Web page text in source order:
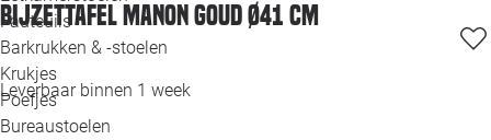
Fauteuils
Barkrukken & -stoelen
Krukjes
Poefjes
Bureaustoelen
Bijzettafel Manon goud Ø41 cm
Leverbaar binnen 1 week